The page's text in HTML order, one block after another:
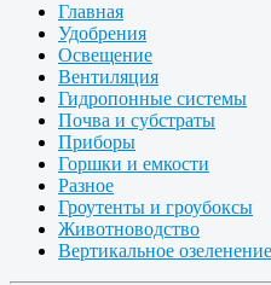
Главная
Удобрения
Освещение
Вентиляция
Гидропонные системы
Почва и субстраты
Приборы
Горшки и емкости
Разное
Гроутенты и гроубоксы
Животноводство
Вертикальное озеленение